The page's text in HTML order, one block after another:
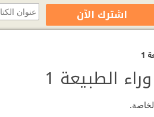
الطبيعة 1
اشترك الآن